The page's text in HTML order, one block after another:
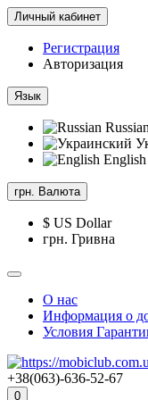
Личный кабинет
Регистрация
Авторизация
Язык
Russian
English
грн. Валюта
$ US Dollar
грн. Гривна
О нас
Информация о
Условия
+38(063)-636-52-67
0